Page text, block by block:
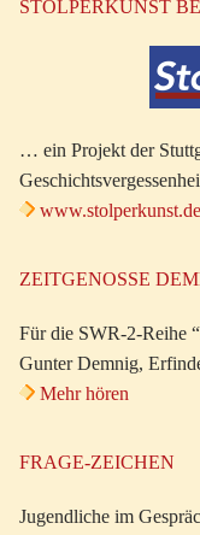
STOLPERKUNST
… ein Projekt der
www.stolperkunst.de
ZEITGENOSSE
Für die SWR-2-Reihe
Gunter Demnig,
Mehr hören
FRAGE-ZEICHEN
Jugendliche im